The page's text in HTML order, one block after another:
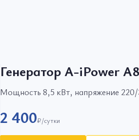
Генератор A-iPower
Мощность 8,5 кВт, напряжение 220/
2 400₽/сутки